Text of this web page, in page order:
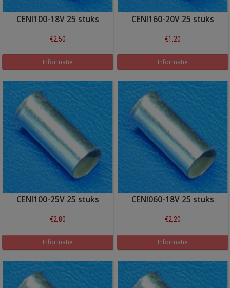
CENI100-18V 25 stuks
€2,50
Informatie
CENI160-20V 25 stuks
€1,20
Informatie
CENI100-25V 25 stuks
€2,80
Informatie
CENI060-18V 25 stuks
€2,20
Informatie